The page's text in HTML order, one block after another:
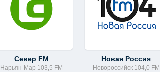
Север FM
Нарьян-Мар 103,5 FM
Новая Россия
Новороссийск 104,0 FM